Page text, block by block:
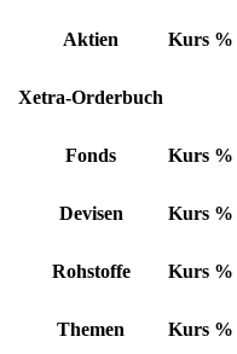
Aktien Kurs %
Xetra-Orderbuch
Fonds Kurs %
Devisen Kurs %
Rohstoffe Kurs %
Themen Kurs %